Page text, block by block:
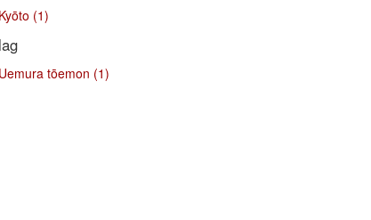
Kyōto (1)
Uemura tōemon (1)